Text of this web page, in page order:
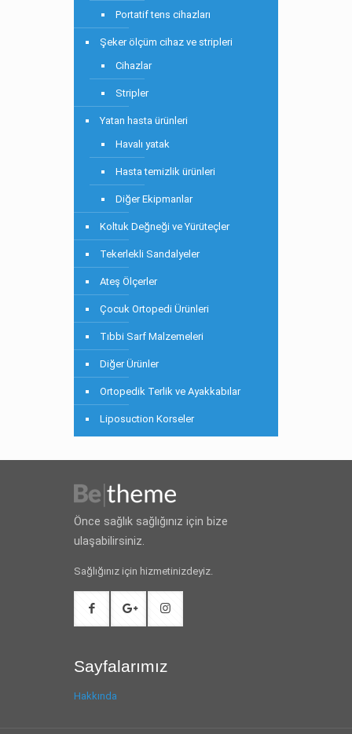
Portatif tens cihazları
Şeker ölçüm cihaz ve stripleri
Cihazlar
Stripler
Yatan hasta ürünleri
Havalı yatak
Hasta temizlik ürünleri
Diğer Ekipmanlar
Koltuk Değneği ve Yürüteçler
Tekerlekli Sandalyeler
Ateş Ölçerler
Çocuk Ortopedi Ürünleri
Tıbbi Sarf Malzemeleri
Diğer Ürünler
Ortopedik Terlik ve Ayakkabılar
Liposuction Korseler
Önce sağlık sağlığınız için bize
ulaşabilirsiniz.
Sağlığınız için hizmetinizdeyiz.
Sayfalarımız
Hakkında